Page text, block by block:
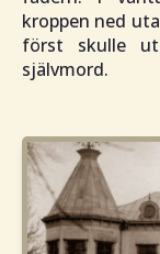
kroppen ned
först skulle
självmord.